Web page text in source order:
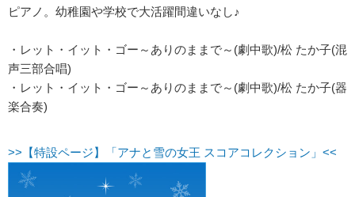
ピアノ。幼稚園や学校で大活躍間違いなし♪
・レット・イット・ゴー～ありのままで～(劇中歌)/松 たか子(混
声三部合唱)
・レット・イット・ゴー～ありのままで～(劇中歌)/松 たか子(器
楽合奏)
>>【特設ページ】「アナと雪の女王 スコアコレクション」<<